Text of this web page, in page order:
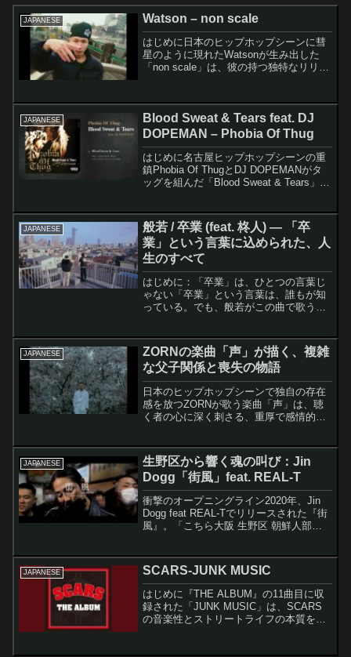
JAPANESE Watson – non scale
はじめに日本のヒップホップシーンに彗
星のように現れたWatsonが生み出した
「non scale」は、彼の持つ独特なリリッ
すように「誰の尺でも測れない」自分自
身の在り方...
JAPANESE
Blood Sweat & Tears feat. DJ
DOPEMAN – Phobia Of Thug
はじめに名古屋ヒップホップシーンの重
鎮Phobia Of ThugとDJ DOPEMANがタ
ッグを組んだ「Blood Sweat & Tears」
単なる苦労話ではなく、...
JAPANESE
般若 / 卒業 (feat. 柊人) — 「卒
業」という言葉に込められた、人
生のすべて
はじめに：「卒業」は、ひとつの言葉じ
ゃない「卒業」という言葉は、誰もが知
っている。でも、般若がこの曲で歌う
驚くのは、その振れ幅の広さだ。おちゃ
らけた青春の回想から始まっ...
JAPANESE
ZORNの楽曲「声」が描く、複雑
な父子関係と喪失の物語
日本のヒップホップシーンで独自の存在
感を放つZORNが歌う楽曲「声」は、聴
く者の心に深く刺さる、重厚で感情的な
を率直に描いた、現代的な家族観を反映
した名曲といえるでしょ...
JAPANESE
生野区から響く魂の叫び：Jin
Dogg「街風」feat. REAL-T
衝撃のオープニングライン2020年、Jin
Dogg feat REAL-Tでリリースされた『街
風』。「こちら大阪 生野区 朝鮮人部
は形容し切れない」「むき出しの心臓
か...
JAPANESE SCARS-JUNK MUSIC
はじめに『THE ALBUM』の11曲目に収
録された「JUNK MUSIC」は、SCARS
の音楽性とストリートライフの本質を体